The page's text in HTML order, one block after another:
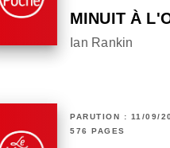
MINUIT À
Ian Rankin
PARUTION : 11/09/
576 PAGES